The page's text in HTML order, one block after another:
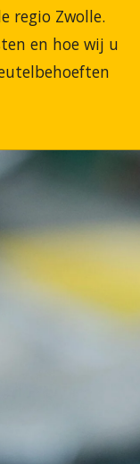
regio Zwolle.
en hoe wij u